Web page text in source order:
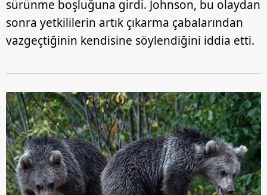
sürünme boşluğuna girdi. Johnson, bu olaydan
sonra yetkililerin artık çıkarma çabalarından
vazgeçtiğinin kendisine söylendiğini iddia etti.